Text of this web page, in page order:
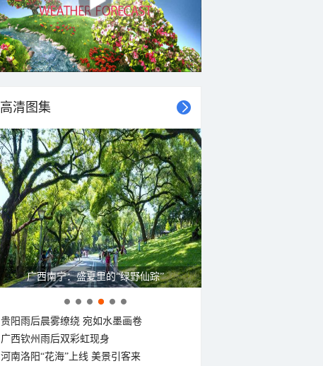
高清图集
广西南宁：盛夏里的“绿野仙踪”
贵阳雨后晨雾缭绕 宛如水墨画卷
广西钦州雨后双彩虹现身
河南洛阳“花海”上线 美景引客来